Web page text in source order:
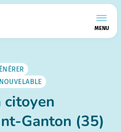
MENU
citoyen
Ganton (35)